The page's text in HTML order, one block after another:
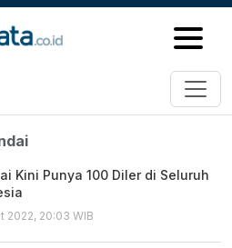
Kini Punya 100 Diler di Seluruh
2022, 20:03 WIB